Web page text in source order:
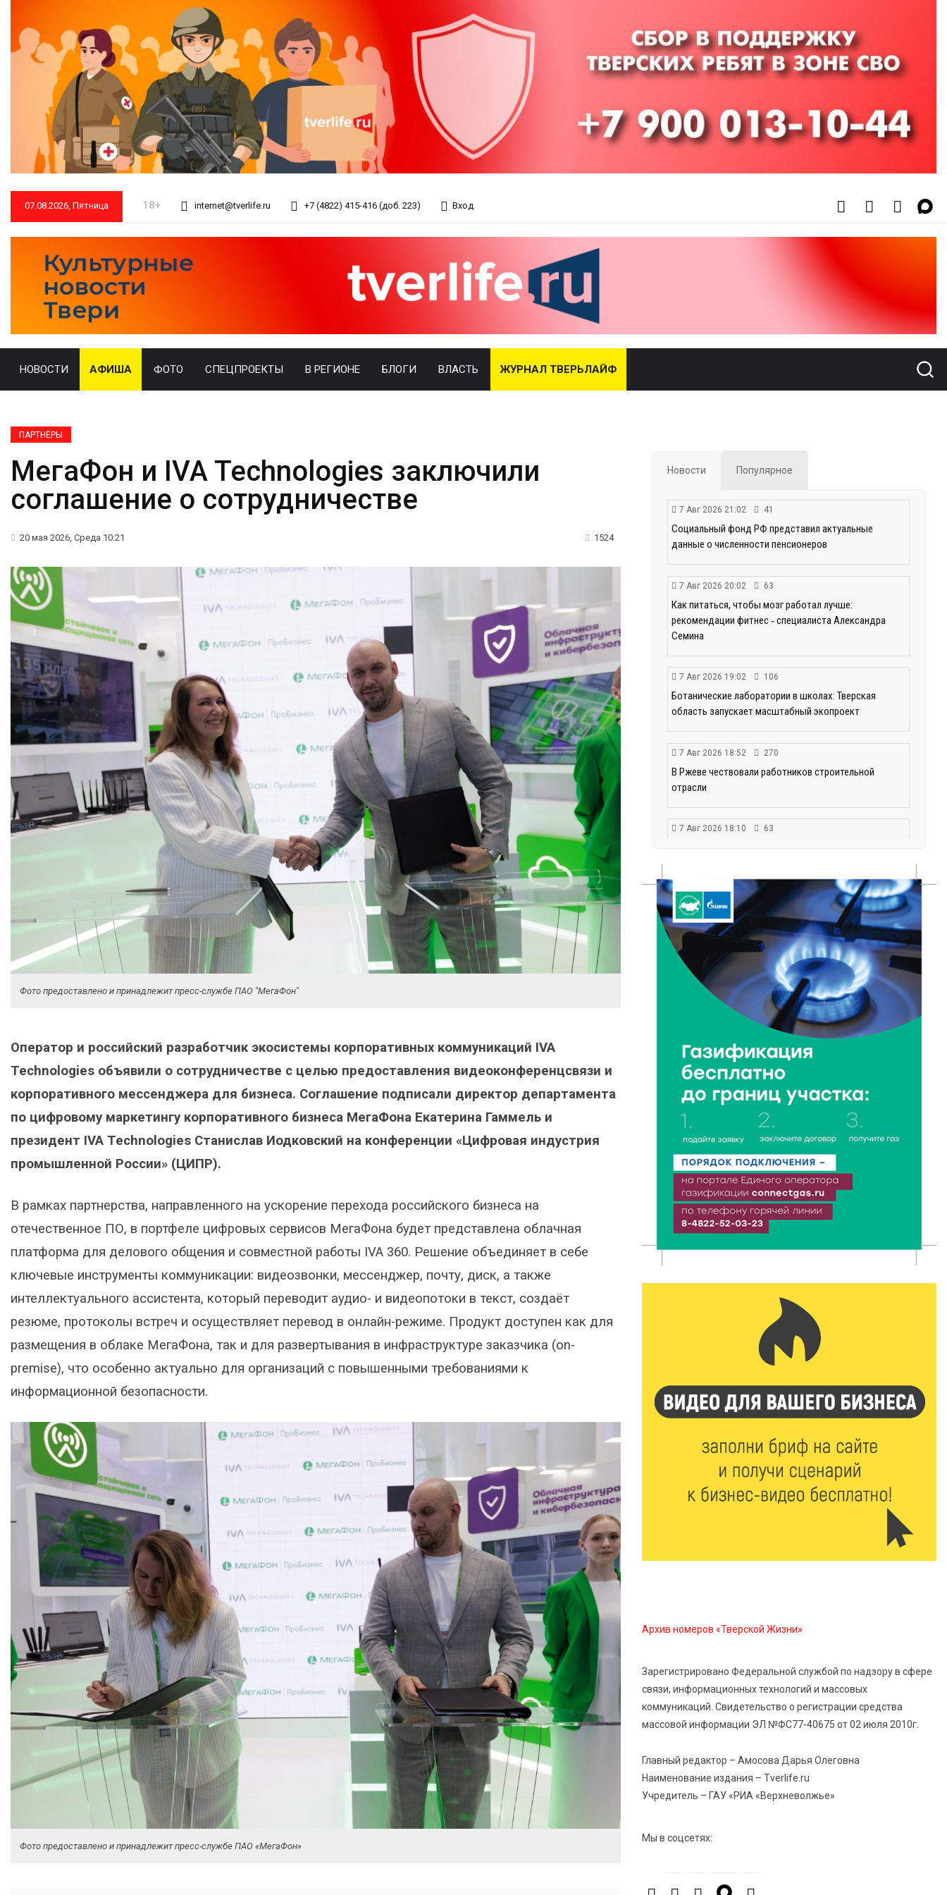
07.08.2026, Пятница 18+ internet@tverlife.ru +7 (4822) 415-416 (доб. 223) Вход
НОВОСТИ АФИША ФОТО СПЕЦПРОЕКТЫ В РЕГИОНЕ БЛОГИ ВЛАСТЬ ЖУРНАЛ ТВЕРЬЛАЙФ
ПАРТНЁРЫ
МегаФон и IVA Technologies заключили
соглашение о сотрудничестве
20 мая 2026, Среда 10:21 1524
Фото предоставлено и принадлежит пресс-службе ПАО "МегаФон"
Оператор и российский разработчик экосистемы корпоративных коммуникаций IVA
Technologies объявили о сотрудничестве с целью предоставления видеоконференцсвязи и
корпоративного мессенджера для бизнеса. Соглашение подписали директор департамента
по цифровому маркетингу корпоративного бизнеса МегаФона Екатерина Гаммель и
президент IVA Technologies Станислав Иодковский на конференции «Цифровая индустрия
промышленной России» (ЦИПР).
В рамках партнерства, направленного на ускорение перехода российского бизнеса на
отечественное ПО, в портфеле цифровых сервисов МегаФона будет представлена облачная
платформа для делового общения и совместной работы IVA 360. Решение объединяет в себе
ключевые инструменты коммуникации: видеозвонки, мессенджер, почту, диск, а также
интеллектуального ассистента, который переводит аудио- и видеопотоки в текст, создаёт
резюме, протоколы встреч и осуществляет перевод в онлайн-режиме. Продукт доступен как для
размещения в облаке МегаФона, так и для развертывания в инфраструктуре заказчика (on-
premise), что особенно актуально для организаций с повышенными требованиями к
информационной безопасности.
Фото предоставлено и принадлежит пресс-службе ПАО «МегаФон»
Новости Популярное
7 Авг 2026 21:02 41
Социальный фонд РФ представил актуальные
данные о численности пенсионеров
7 Авг 2026 20:02 63
Как питаться, чтобы мозг работал лучше:
рекомендации фитнес ‑ специалиста Александра
Семина
7 Авг 2026 19:02 106
Ботанические лаборатории в школах: Тверская
область запускает масштабный экопроект
7 Авг 2026 18:52 270
В Ржеве чествовали работников строительной
отрасли
7 Авг 2026 18:10 63
7 Авг 2026 18:02
В Нило-Столобенской пустыни началась
реставрация фасада исторической
Крестовоздвиженской церкви
7 Авг 2026 18:01 96
День арбуза отметили ребята в Андреапольском
7 Авг 2026 17:02 152
Названы первые победители программы «Земский
работник культуры» в Тверской области
7 Авг 2026 16:32
Без прав и лицензий: итоги проверки таксистов в
Твери
7 Авг 2026 16:02 223
125
Открыт набор на программу амбассадоров для
студентов российских вузов
Жителям Тверской области напомнили об
опасности домашних заготовок
7 Авг 2026 15:32 148
Золотой век “Горьковки”: как А. М. Кузнецова
изменила библиотечную жизнь Верхневолжья
трансформаторных подстанций и более 146 км ЛЭП
На Петербургском марафоне «Пушкин — Петербург»
профессиональных спортсменов
7 Авг 2026 15:02 890
От звёздочек к чемпионам: в Твери отметили
7 Авг 2026 14:46 150
Медицина стала самым популярным направлением у
Архив номеров «Тверской Жизни»
Зарегистрировано Федеральной службой по надзору в сфере
связи, информационных технологий и массовых
коммуникаций. Свидетельство о регистрации средства
массовой информации ЭЛ №ФС77-40675 от 02 июля 2010г.
Главный редактор – Амосова Дарья Олеговна
Наименование издания – Tverlife.ru
Учредитель – ГАУ «РИА «Верхневолжье»
Мы в соцсетях: